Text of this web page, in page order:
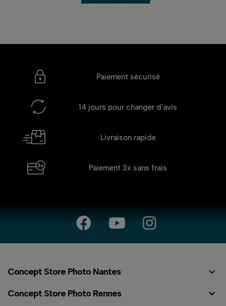
Paiement sécurisé
14 jours pour changer d'avis
Livraison rapide
Paiement 3x sans frais
Concept Store Photo Nantes 
Concept Store Photo Rennes 